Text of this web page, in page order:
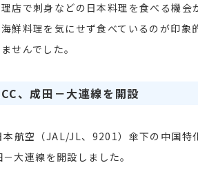
店で刺身などの日本料理を食べる機
鮮料理を気にせず食べているのが印
せんでした。
、成田－大連線を開設
航空（JAL/JL、9201）傘下の中国特
大連線を開設しました。